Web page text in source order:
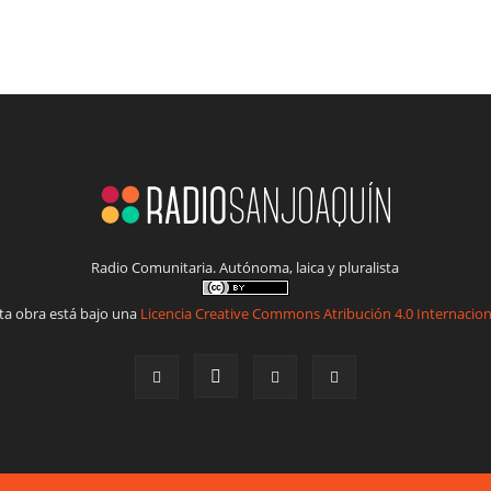
Radio Comunitaria. Autónoma, laica y pluralista
obra está bajo una Licencia Creative Commons Atribución 4.0